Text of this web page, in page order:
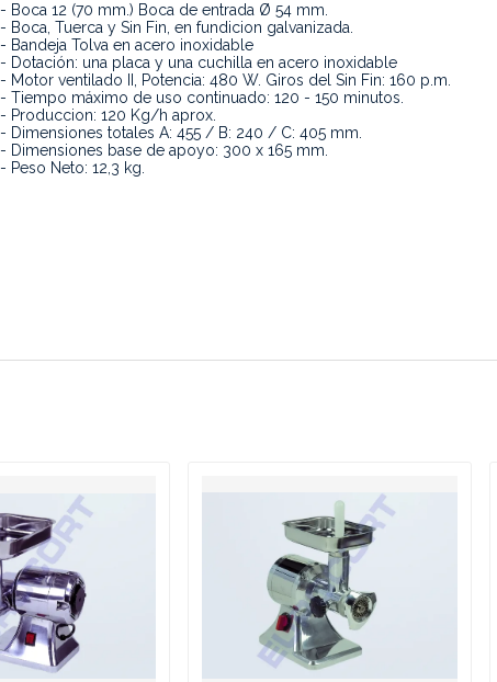
- Boca 12 (70 mm.) Boca de entrada Ø 54 mm.
- Boca, Tuerca y Sin Fin, en fundicion galvanizada.
- Bandeja Tolva en acero inoxidable
- Dotación: una placa y una cuchilla en acero inoxidable
- Motor ventilado II, Potencia: 480 W. Giros del Sin Fin: 160 p.m.
- Tiempo máximo de uso continuado: 120 - 150 minutos.
- Produccion: 120 Kg/h aprox.
- Dimensiones totales A: 455 / B: 240 / C: 405 mm.
- Dimensiones base de apoyo: 300 x 165 mm.
- Peso Neto: 12,3 kg.